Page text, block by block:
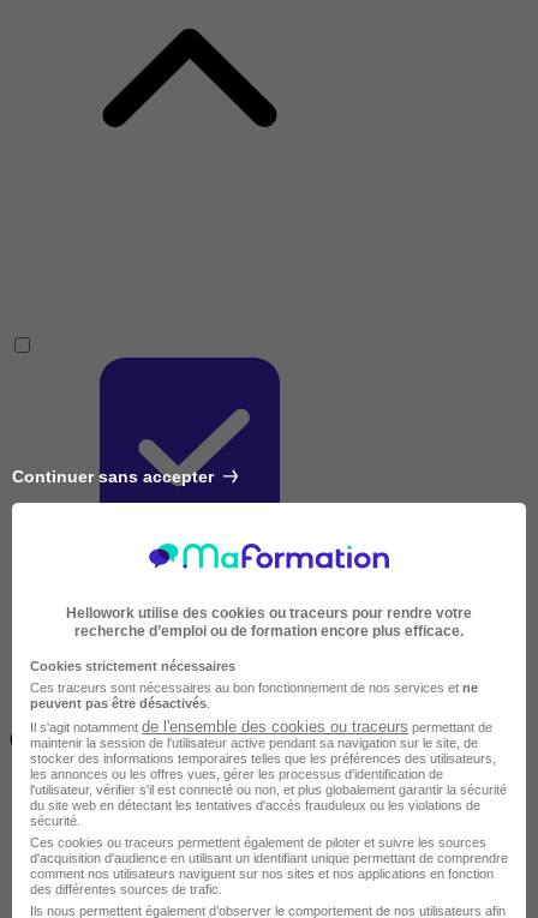
(14h)
Continuer sans accepter
Hellowork utilise des cookies ou traceurs pour rendre votre
recherche d’emploi ou de formation encore plus efficace.
Cookies strictement nécessaires
Ces traceurs sont nécessaires au bon fonctionnement de nos services et ne
peuvent pas être désactivés
Il s'agit notamment de l'ensemble des cookies ou traceurs permettant de
maintenir la session de l'utilisateur active pendant sa navigation sur le site, de
stocker des informations temporaires telles que les préférences des utilisateurs,
les annonces ou les offres vues, gérer les processus d'identification de
l'utilisateur, vérifier s'il est connecté ou non, et plus globalement garantir la sécurité
du site web en détectant les tentatives d'accès frauduleux ou les violations de
sécurité.
Ces cookies ou traceurs permettent également de piloter et suivre les sources
d'acquisition d'audience en utilisant un identifiant unique permettant de comprendre
comment nos utilisateurs naviguent sur nos sites et nos applications en fonction
des différentes sources de trafic.
Ils nous permettent également d’observer le comportement de nos utilisateurs afin